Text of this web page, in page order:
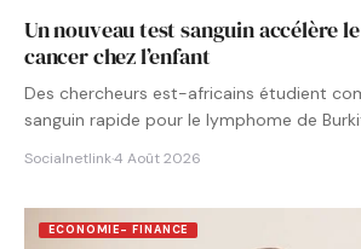
Un nouveau test sanguin accélère
cancer chez l’enfant
Des chercheurs est-africains étudient
sanguin rapide pour le lymphome de
Socialnetlink·4 Août 2026
ECONOMIE- FINANCE